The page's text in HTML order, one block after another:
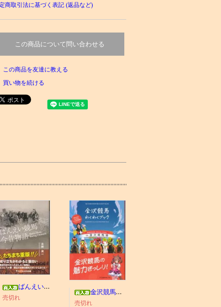
商取引法に基づく表記 (返品など)
この商品について問い合わせる
この商品を友達に教える
買い物を続ける
ばんえい競馬今昔物語
売切れ
金沢競馬わくわくブック
売切れ